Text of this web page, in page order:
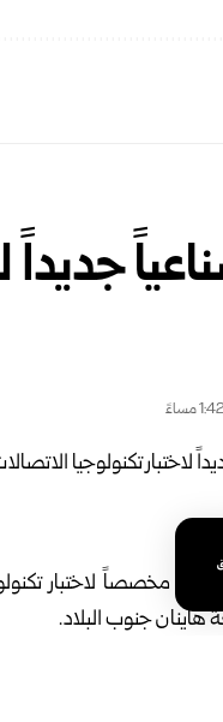
جديداً
مخصصاً لاختبار
‏هاينان جنوب البلاد.‏